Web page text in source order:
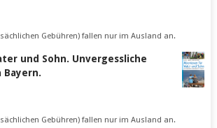
Gebühren) fallen nur im Ausland an.
und Sohn. Unvergessliche
Bayern.
Gebühren) fallen nur im Ausland an.